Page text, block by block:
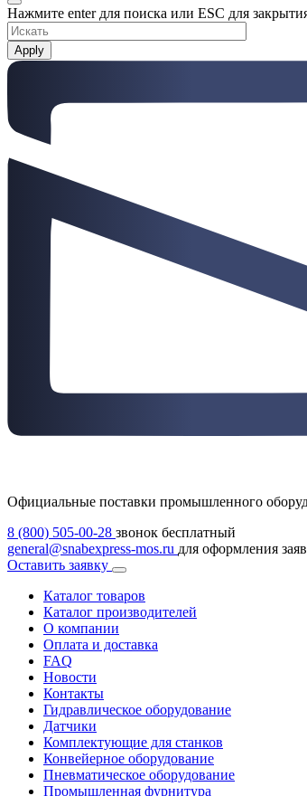
Нажмите enter для поиска или ESC для
Apply
Официальные поставки промышленного
8 (800) 505-00-28 звонок бесплатный
general@snabexpress-mos.ru для оформления
Оставить заявку
Каталог товаров
Каталог производителей
О компании
Оплата и доставка
FAQ
Новости
Контакты
Гидравлическое оборудование
Датчики
Комплектующие для станков
Конвейерное оборудование
Пневматическое оборудование
Промышленная фурнитура